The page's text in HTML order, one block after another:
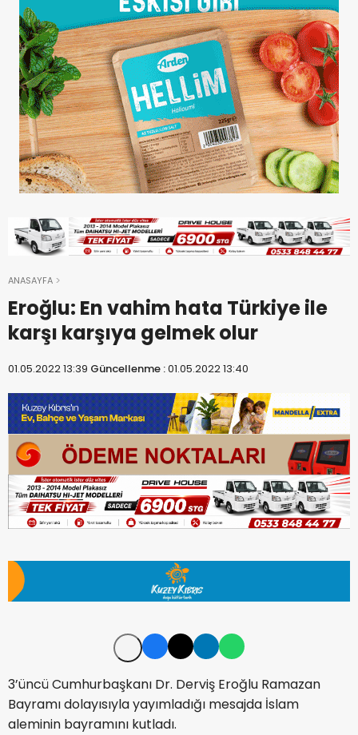
ANASAYFA
Eroğlu: En vahim hata Türkiye ile
karşı karşıya gelmek olur
01.05.2022 13:39 Güncellenme :01.05.2022 13:40
3’üncü Cumhurbaşkanı Dr. Derviş Eroğlu Ramazan
Bayramı dolayısıyla yayımladığı mesajda İslam
aleminin bayramını kutladı.